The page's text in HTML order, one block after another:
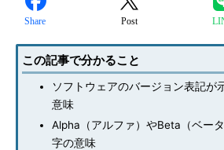
Share Post
この記事で分かること
ソフトウェアのバージョン表記が
意味
Alpha（アルファ）やBeta（ベー
字の意味